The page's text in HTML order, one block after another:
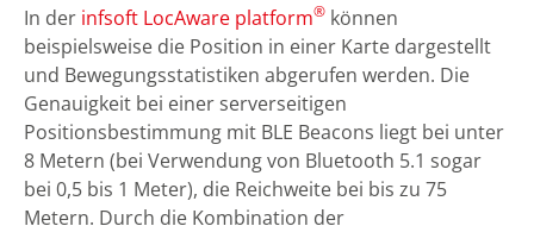
In der infsoft LocAware platform® können
beispielsweise die Position in einer Karte dargestellt
und Bewegungsstatistiken abgerufen werden. Die
Genauigkeit bei einer serverseitigen
Positionsbestimmung mit BLE Beacons liegt bei unter
8 Metern (bei Verwendung von Bluetooth 5.1 sogar
bei 0,5 bis 1 Meter), die Reichweite bei bis zu 75
Metern. Durch die Kombination der